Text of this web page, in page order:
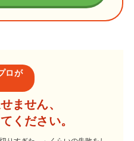
ロが
ません、
ください。